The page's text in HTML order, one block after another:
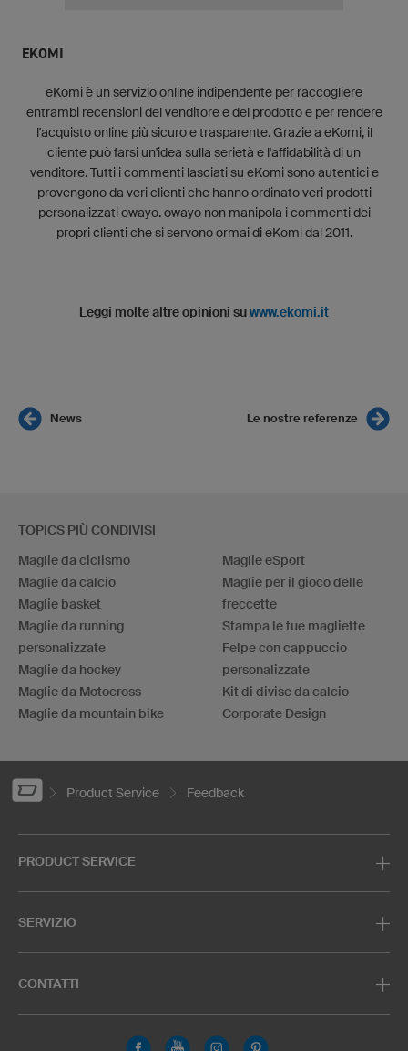
EKOMI
eKomi è un servizio online indipendente per raccogliere
entrambi recensioni del venditore e del prodotto e per rendere
l'acquisto online più sicuro e trasparente. Grazie a eKomi, il
cliente può farsi un'idea sulla serietà e l'affidabilità di un
venditore. Tutti i commenti lasciati su eKomi sono autentici e
provengono da veri clienti che hanno ordinato veri prodotti
personalizzati owayo. owayo non manipola i commenti dei
propri clienti che si servono ormai di eKomi dal 2011.
Leggi molte altre opinioni suwww.ekomi.it
News Le nostre referenze
TOPICS PIÙ CONDIVISI
Maglie da ciclismo
Maglie da calcio
Maglie basket
Maglie da running
personalizzate
Maglie da hockey
Maglie da Motocross
Maglie da mountain bike
Maglie eSport
Maglie per il gioco delle
freccette
Stampa le tue magliette
Felpe con cappuccio
personalizzate
Kit di divise da calcio
Corporate Design
Product Service Feedback
PRODUCT SERVICE
SERVIZIO
CONTATTI